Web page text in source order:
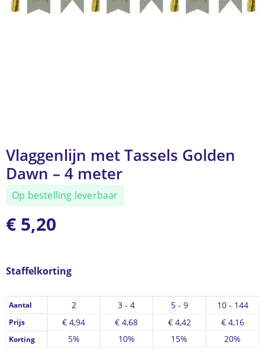
Vlaggenlijn met Tassels Golden
Dawn – 4 meter
Op bestelling leverbaar
€ 5,20
Staffelkorting
Aantal 2 3 - 4 5 - 9 10 - 144
Prijs € 4,94 € 4,68 €4,42 €4,16
Korting 5% 10% 15% 20%